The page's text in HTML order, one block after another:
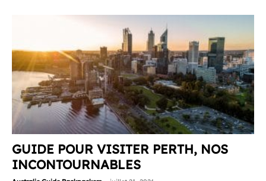
GUIDE POUR VISITER PERTH, NOS
INCONTOURNABLES